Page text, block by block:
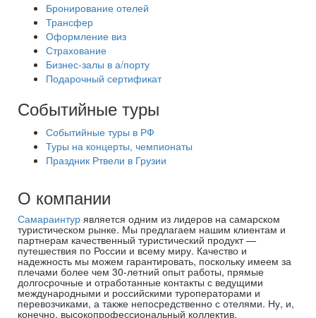
Бронирование отелей
Трансфер
Оформление виз
Страхование
Бизнес-залы в а/порту
Подарочный сертификат
Событийные туры
Событийные туры в РФ
Туры на концерты, чемпионаты
Праздник Ртвели в Грузии
О компании
Самараинтур является одним из лидеров на самарском
туристическом рынке. Мы предлагаем нашим клиентам и
партнерам качественный туристический продукт —
путешествия по России и всему миру. Качество и
надежность мы можем гарантировать, поскольку имеем за
плечами более чем 30-летний опыт работы, прямые
долгосрочные и отработанные контакты с ведущими
международными и российскими туроператорами и
перевозчиками, а также непосредственно с отелями. Ну, и,
конечно, высокопрофессиональный коллектив.